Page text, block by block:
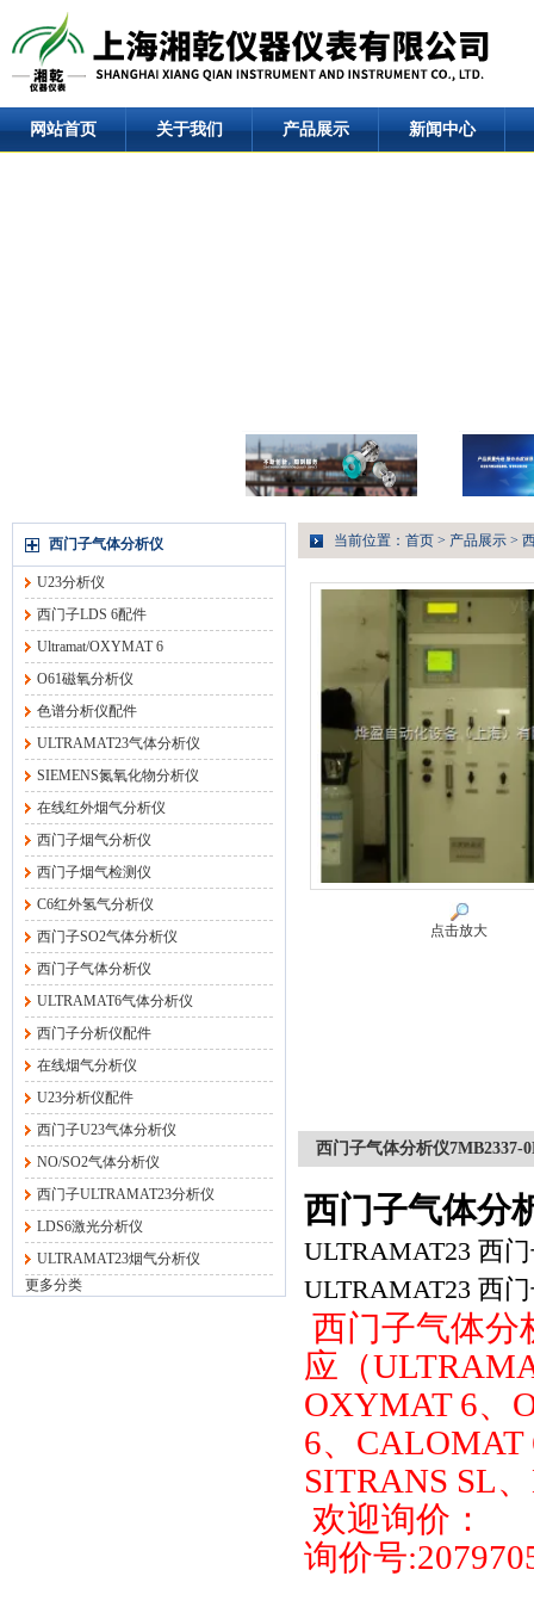
网站首页 关于我们 产品展示 新闻中心
西门子气体分析仪
U23分析仪
西门子LDS 6配件
Ultramat/OXYMAT 6
O61磁氧分析仪
色谱分析仪配件
ULTRAMAT23气体分析仪
SIEMENS氮氧化物分析仪
在线红外烟气分析仪
西门子烟气分析仪
西门子烟气检测仪
C6红外氢气分析仪
西门子SO2气体分析仪
西门子气体分析仪
ULTRAMAT6气体分析仪
西门子分析仪配件
在线烟气分析仪
U23分析仪配件
西门子U23气体分析仪
NO/SO2气体分析仪
西门子ULTRAMAT23分析仪
LDS6激光分析仪
ULTRAMAT23烟气分析仪
更多分类
当前位置： 首页 > 产品展示 >
点击放大
西门子气体分析仪7MB2337-
西门子气体分
ULTRAMAT23 西
ULTRAMAT23 西
西门子气体分
应（
OXYMAT 6、
6、
SITRANS SL
欢迎询价：
询价号